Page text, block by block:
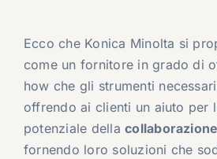
Ecco che Konica Minolta si
come un fornitore in grado di
how che gli strumenti
offrendo ai clienti un aiuto per
potenziale della
fornendo loro soluzioni che